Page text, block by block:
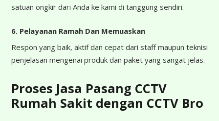
satuan ongkir dari Anda ke kami di tanggung sendiri.
6. Pelayanan Ramah Dan Memuaskan
Respon yang baik, aktif dan cepat dari staff maupun teknisi
penjelasan mengenai produk dan paket yang sangat jelas.
Proses Jasa Pasang CCTV
Rumah Sakit dengan CCTV Bro